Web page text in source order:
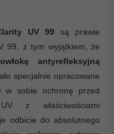
UV 99 są prawie
99, z tym wyjątkiem, że
antyrefleksyjną
specjalnie opracowane
w sobie ochronę przed
z właściwościami
odbicie do absolutnego